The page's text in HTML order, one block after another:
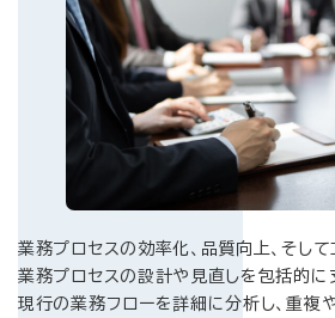
業務プロセスの効率化、品質向上、そして
業務プロセスの設計や見直しを包括的に
現行の業務フローを詳細に分析し、重複